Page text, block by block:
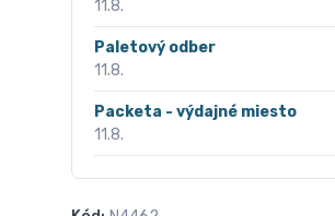
11.8.
Paletový odber
11.8.
Packeta - výdajné miesto
11.8.